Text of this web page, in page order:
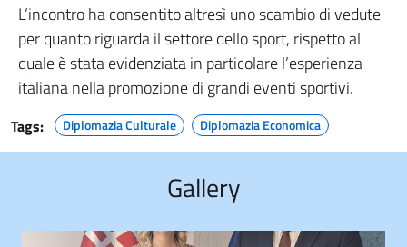
L’incontro ha consentito altresì uno scambio di vedute
per quanto riguarda il settore dello sport, rispetto al
quale è stata evidenziata in particolare l’esperienza
italiana nella promozione di grandi eventi sportivi.
Tags: Diplomazia Culturale Diplomazia Economica
Gallery